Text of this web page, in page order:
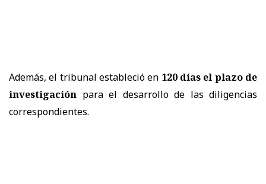
Además, el tribunal estableció en 120 días el plazo de
investigación para el desarrollo de las diligencias
correspondientes.